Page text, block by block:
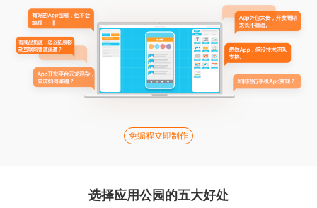
免编程立即制作
选择应用公园的五大好处